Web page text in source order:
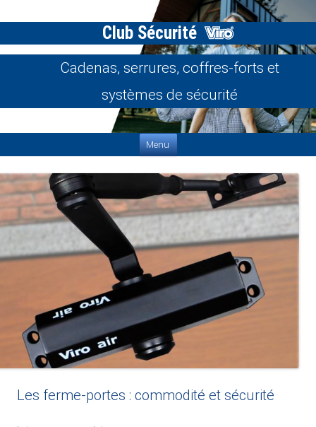
Club Sécurité
Cadenas, serrures, coffres-forts et
systèmes de sécurité
Menu
Les ferme-portes : commodité et sécurité